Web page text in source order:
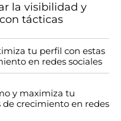
la visibilidad y
tácticas
tu perfil con estas
en redes sociales
y maximiza tu
crecimiento en redes